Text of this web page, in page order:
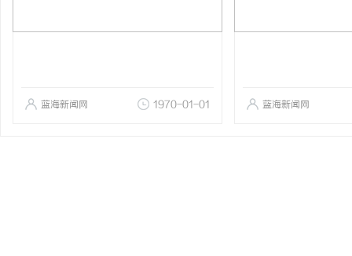
蓝海新闻网 1970-01-01 蓝海新闻网